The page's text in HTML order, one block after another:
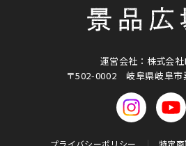
運営会社：株式会社
〒502-0002岐阜県岐阜
プライバシーポリシー 特定